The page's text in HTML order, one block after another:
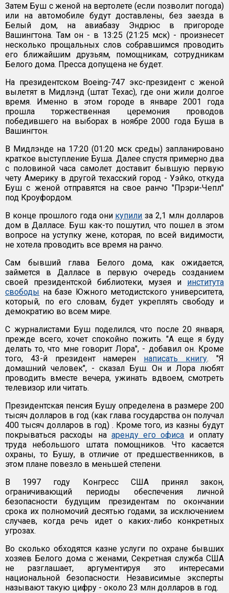
Затем Буш с женой на вертолете (если позволит погода)
или на автомобиле будут доставлены, без заезда в
Белый дом, на авиабазу Эндрюс в пригороде
Вашингтона. Там он - в 13:25 (21:25 мск) - произнесет
несколько прощальных слов собравшимся проводить
его ближайшим друзьям, помощникам, сотрудникам
Белого дома. Пресса допущена не будет.
На президентском Boeing-747 экс-президент с женой
вылетят в Мидлэнд (штат Техас), где они жили долгое
время. Именно в этом городе в январе 2001 года
прошла торжественная церемония проводов
победившего на выборах в ноябре 2000 года Буша в
Вашингтон.
В Мидлэнде на 17:20 (01:20 мск среды) запланировано
краткое выступление Буша. Далее спустя примерно два
с половиной часа самолет доставит бывшую первую
чету Америку в другой техасский город - Уэйко, откуда
Буш с женой отправятся на свое ранчо "Прэри-Чепл"
под Кроуфордом.
В конце прошлого года они купили за 2,1 млн долларов
дом в Далласе. Буш как-то пошутил, что пошел в этом
вопросе на уступку жене, которая, по всей видимости,
не хотела проводить все время на ранчо.
Сам бывший глава Белого дома, как ожидается,
займется в Далласе в первую очередь созданием
своей президентской библиотеки, музея и института
свободы на базе Южного методистского университета,
который, по его словам, будет укреплять свободу и
демократию во всем мире.
С журналистами Буш поделился, что после 20 января,
прежде всего, хочет спокойно пожить. "А еще я буду
делать то, что мне говорит Лора", - добавил он. Кроме
того, 43-й президент намерен написать книгу. "Я
домашний человек", - сказал Буш. Он и Лора любят
проводить вместе вечера, ужинать вдвоем, смотреть
телевизор или читать.
Президентская пенсия Бушу определена в размере 200
тысяч долларов в год (как глава государства он получал
400 тысяч долларов в год) . Кроме того, из казны будут
покрываться расходы на аренду его офиса и оплату
труда небольшого штата помощников. Что касается
охраны, то Бушу, в отличие от предшественников, в
этом плане повезло в меньшей степени.
В 1997 году Конгресс США принял закон,
ограничивающий периоды обеспечения личной
безопасности будущим президентам по окончании
срока их полномочий десятью годами, за исключением
случаев, когда речь идет о каких-либо конкретных
угрозах.
Во сколько обходятся казне услуги по охране бывших
хозяев Белого дома с женами, Секретная служба США
не разглашает, аргументируя это интересами
национальной безопасности. Независимые эксперты
называют такую цифру - около 23 млн долларов в год.